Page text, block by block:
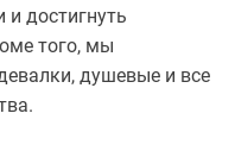
и достигнуть
того, мы
душевые и все